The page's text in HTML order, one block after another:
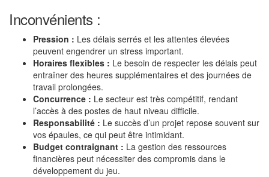
Inconvénients :
Pression : Les délais serrés et les attentes élevées
peuvent engendrer un stress important.
Horaires flexibles : Le besoin de respecter les délais peut
entraîner des heures supplémentaires et des journées de
travail prolongées.
Concurrence : Le secteur est très compétitif, rendant
l’accès à des postes de haut niveau difficile.
Responsabilité : Le succès d’un projet repose souvent sur
vos épaules, ce qui peut être intimidant.
Budget contraignant : La gestion des ressources
financières peut nécessiter des compromis dans le
développement du jeu.